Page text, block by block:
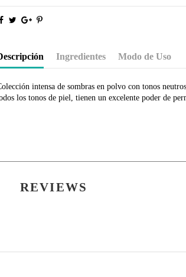
Ingredientes Modo de Uso
intensa de sombras en polvo con tonos
los tonos de piel, tienen un excelente poder de
color de acento (generalmente tono medio)
REVIEWS